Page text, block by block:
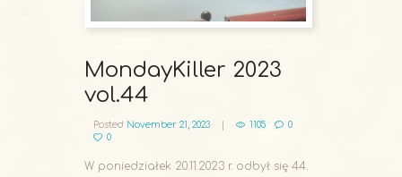
MondayKiller 2023
vol.44
Posted November 21, 2023 1105
0
0
W poniedziałek 20.11.2023 r. odbył się 44.